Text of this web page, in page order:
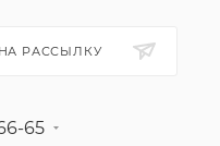
РАССЫЛКУ
65